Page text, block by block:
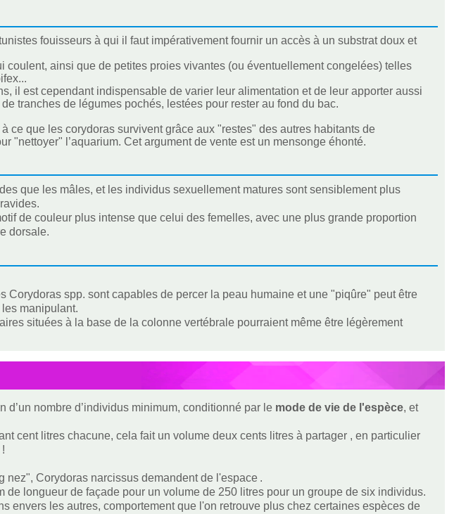
fouisseurs à qui il faut impérativement fournir un accès à un substrat doux et
coulent, ainsi que de petites proies vivantes (ou éventuellement congelées) telles
il est cependant indispensable de varier leur alimentation et de leur apporter aussi
tranches de légumes pochés, lestées pour rester au fond du bac.
ce que les corydoras survivent grâce aux "restes" des autres habitants de
"nettoyer" l’aquarium. Cet argument de vente est un mensonge éhonté.
que les mâles, et les individus sexuellement matures sont sensiblement plus
de couleur plus intense que celui des femelles, avec une plus grande proportion
dorsale.
Corydoras spp. sont capables de percer la peau humaine et une "piqûre" peut être
manipulant.
situées à la base de la colonne vertébrale pourraient même être légèrement
d’un nombre d’individus minimum, conditionné par le mode de vie de l'espèce, et
cent litres chacune, cela fait un volume deux cents litres à partager , en particulier
nez", Corydoras narcissus demandent de l'espace .
longueur de façade pour un volume de 250 litres pour un groupe de six individus.
envers les autres, comportement que l'on retrouve plus chez certaines espèces de